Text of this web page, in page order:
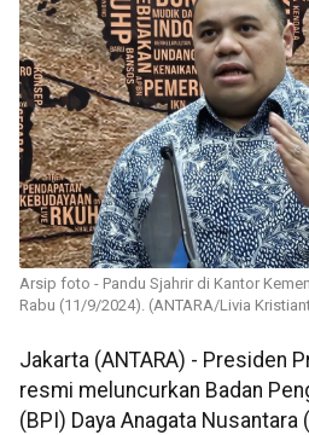
Arsip foto - Pandu Sjahrir di Kantor
Rabu (11/9/2024). (ANTARA/Livia
Jakarta (ANTARA) - Presiden
resmi meluncurkan Badan
(BPI) Daya Anagata Nusantara